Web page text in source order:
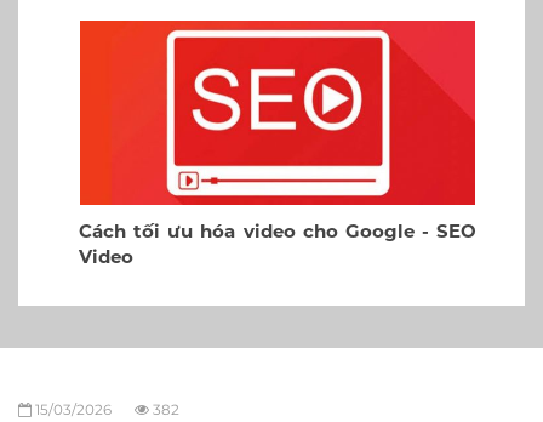
cho Google - SEO
Nên dùng
15/03/2026 382